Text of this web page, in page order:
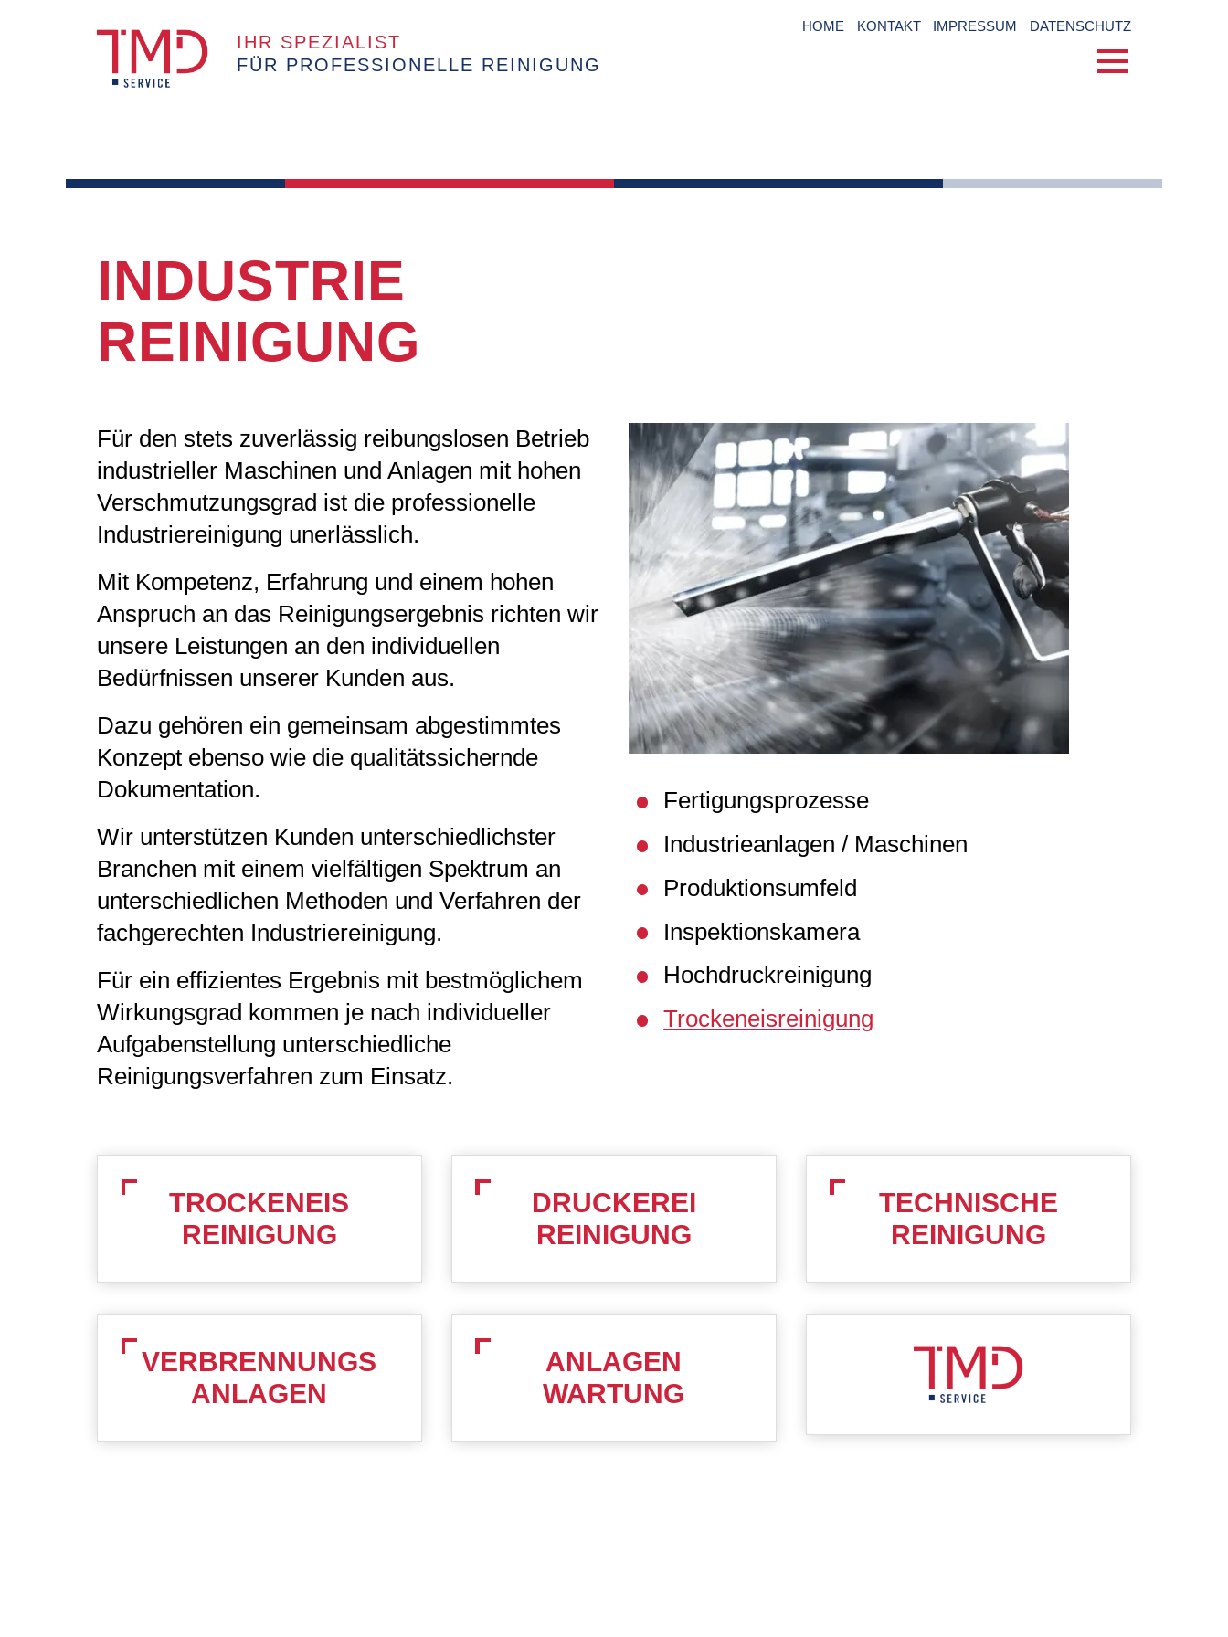
HOME KONTAKT IMPRESSUM DATENSCHUTZ
Industriereinigung
Fachwerkreinigung mit Trockeneis
Druckereireinigung
INFORMATIONEN
KONTAKT UND RECHTLICHES
IHR SPEZIALIST
FÜR PROFESSIONELLE REINIGUNG
INDUSTRIE
REINIGUNG
Für den stets zuverlässig reibungslosen Betrieb
industrieller Maschinen und Anlagen mit hohen
Verschmutzungsgrad ist die professionelle
Industriereinigung unerlässlich.
Mit Kompetenz, Erfahrung und einem hohen
Anspruch an das Reinigungsergebnis richten wir
unsere Leistungen an den individuellen
Bedürfnissen unserer Kunden aus.
Dazu gehören ein gemeinsam abgestimmtes
Konzept ebenso wie die qualitätssichernde
Dokumentation.
Wir unterstützen Kunden unterschiedlichster
Branchen mit einem vielfältigen Spektrum an
unterschiedlichen Methoden und Verfahren der
fachgerechten Industriereinigung.
Für ein effizientes Ergebnis mit bestmöglichem
Wirkungsgrad kommen je nach individueller
Aufgabenstellung unterschiedliche
Reinigungsverfahren zum Einsatz.
Fertigungsprozesse
Industrieanlagen / Maschinen
Produktionsumfeld
Inspektionskamera
Hochdruckreinigung
Trockeneisreinigung
TROCKENEIS
REINIGUNG
DRUCKEREI
REINIGUNG
TECHNISCHE
REINIGUNG
VERBRENNUNGS
ANLAGEN
ANLAGEN
WARTUNG